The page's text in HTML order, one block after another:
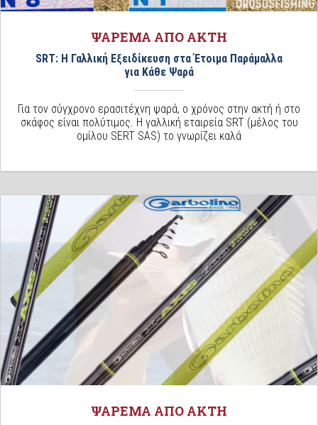
ΨΑΡΕΜΑ ΑΠΟ ΑΚΤΗ
SRT: Η Γαλλική Εξειδίκευση στα Έτοιμα Παράμαλλα
για Κάθε Ψαρά
Για τον σύγχρονο ερασιτέχνη ψαρά, ο χρόνος στην ακτή ή στο
σκάφος είναι πολύτιμος. Η γαλλική εταιρεία SRT (μέλος του
ομίλου SERT SAS) το γνωρίζει καλά
ΨΑΡΕΜΑ ΑΠΟ ΑΚΤΗ